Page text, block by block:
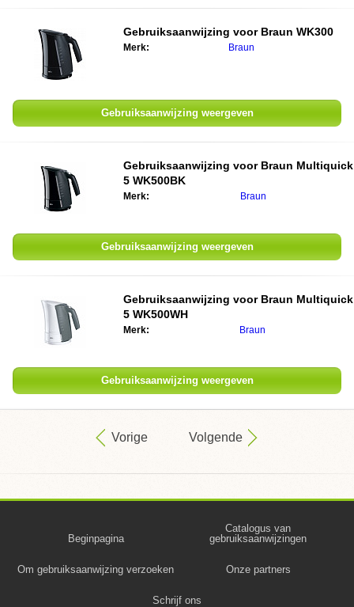
Gebruiksaanwijzing voor Braun WK300
Merk: Braun
Gebruiksaanwijzing weergeven
Gebruiksaanwijzing voor Braun Multiquick
5 WK500BK
Merk: Braun
Gebruiksaanwijzing weergeven
Gebruiksaanwijzing voor Braun Multiquick
5 WK500WH
Merk: Braun
Gebruiksaanwijzing weergeven
Vorige Volgende
Beginpagina
Catalogus van
gebruiksaanwijzingen
Om gebruiksaanwijzing verzoeken Onze partners
Schrijf ons